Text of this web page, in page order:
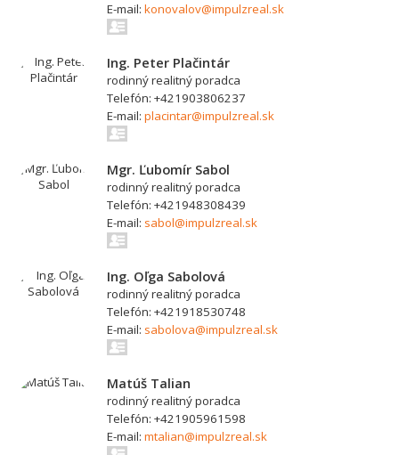
E-mail: konovalov@impulzreal.sk
Ing. Peter Plačintár
rodinný realitný poradca
Telefón: +421903806237
E-mail: placintar@impulzreal.sk
Mgr. Ľubomír Sabol
rodinný realitný poradca
Telefón: +421948308439
E-mail: sabol@impulzreal.sk
Ing. Oľga Sabolová
rodinný realitný poradca
Telefón: +421918530748
E-mail: sabolova@impulzreal.sk
Matúš Talian
rodinný realitný poradca
Telefón: +421905961598
E-mail: mtalian@impulzreal.sk